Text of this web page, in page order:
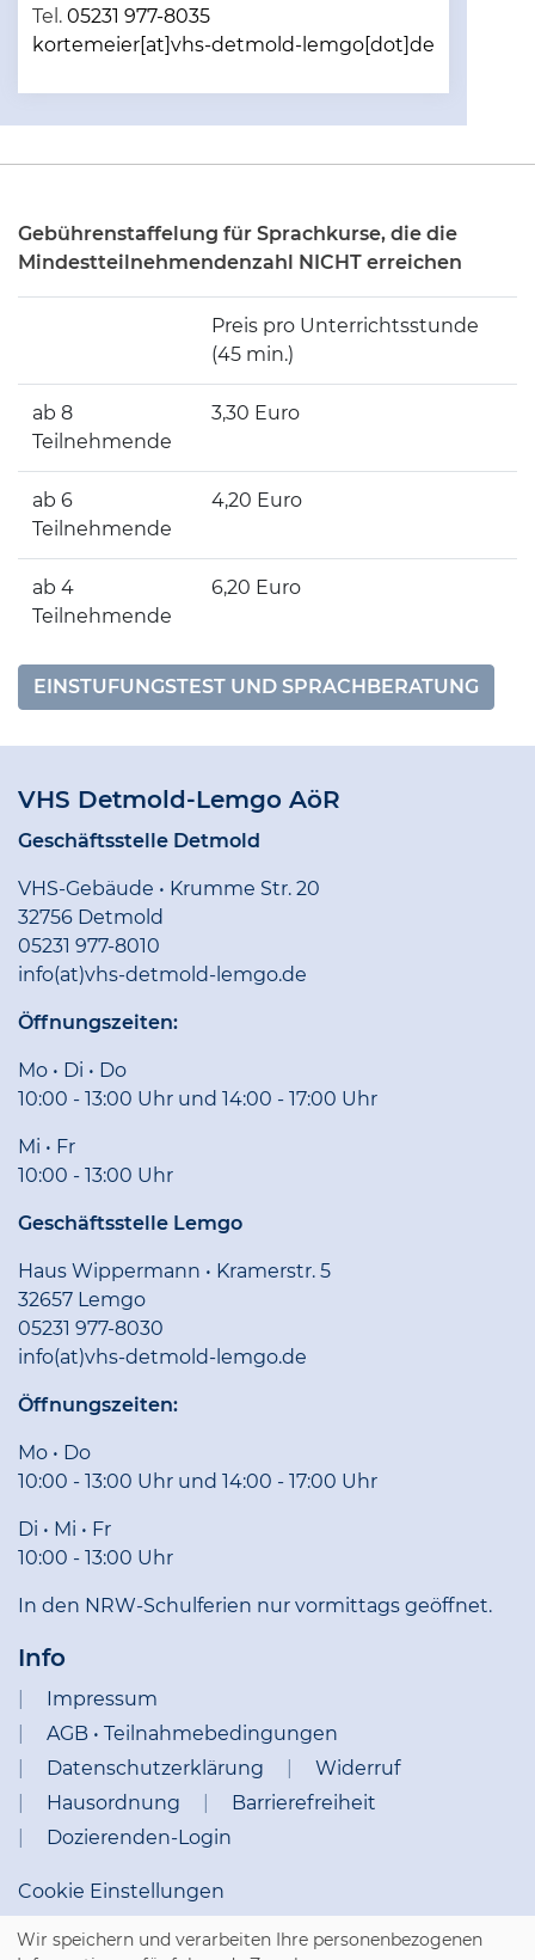
Tel. 05231 977-8035
kortemeier[at]vhs-detmold-lemgo[dot]de
Gebührenstaffelung für Sprachkurse, die die
Mindestteilnehmendenzahl NICHT erreichen
Preis pro Unterrichtsstunde
(45 min.)
ab 8
Teilnehmende
3,30 Euro
ab 6
Teilnehmende
4,20 Euro
ab 4
Teilnehmende
6,20 Euro
EINSTUFUNGSTEST UND SPRACHBERATUNG
VHS Detmold-Lemgo AöR
Geschäftsstelle Detmold
VHS-Gebäude • Krumme Str. 20
32756 Detmold
05231 977-8010
info(at)vhs-detmold-lemgo.de
Öffnungszeiten:
Mo • Di • Do
10:00 - 13:00 Uhr und 14:00 - 17:00 Uhr
Mi • Fr
10:00 - 13:00 Uhr
Geschäftsstelle Lemgo
Haus Wippermann • Kramerstr. 5
32657 Lemgo
05231 977-8030
info(at)vhs-detmold-lemgo.de
Öffnungszeiten:
Mo • Do
10:00 - 13:00 Uhr und 14:00 - 17:00 Uhr
Di • Mi • Fr
10:00 - 13:00 Uhr
In den NRW-Schulferien nur vormittags geöffnet.
Info
Impressum
AGB • Teilnahmebedingungen
Datenschutzerklärung
Widerruf
Hausordnung
Barrierefreiheit
Dozierenden-Login
Cookie Einstellungen
Wir speichern und verarbeiten Ihre personenbezogenen